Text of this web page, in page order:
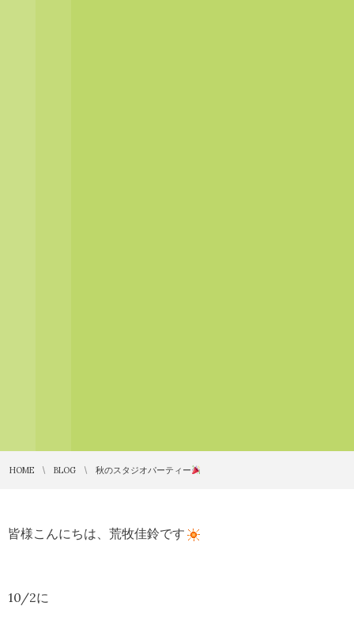
HOME BLOG 秋のスタジオパーティー
皆様こんにちは、荒牧佳鈴です
10/2に